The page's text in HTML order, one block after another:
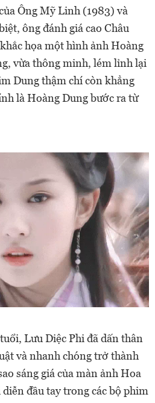
Ông Mỹ Linh (1983) và
ông đánh giá cao Châu
họa một hình ảnh Hoàng
vừa thông minh, lém lỉnh lại
Dung thậm chí còn khẳng
là Hoàng Dung bước ra từ
Lưu Diệc Phi đã dấn thân
và nhanh chóng trở thành
sáng giá của màn ảnh Hoa
đầu tay trong các bộ phim